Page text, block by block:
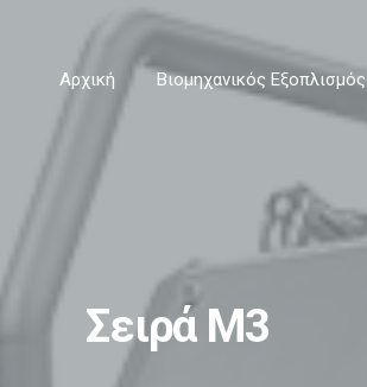
Αρχική Βιομηχανικός Εξοπλισμός
Σειρά M3